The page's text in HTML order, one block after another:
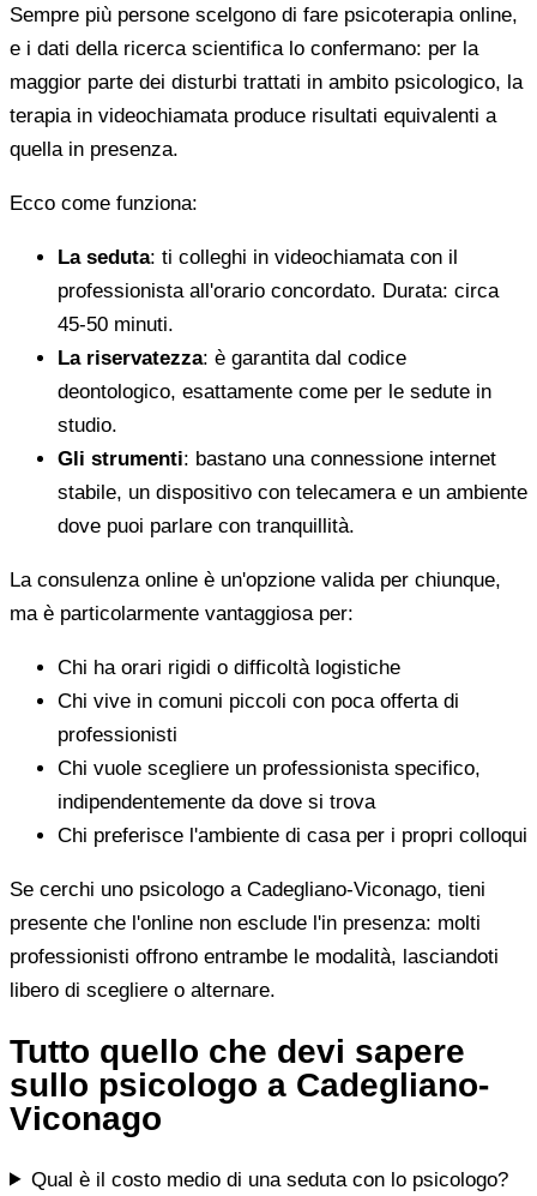
Sempre più persone scelgono di fare psicoterapia online,
e i dati della ricerca scientifica lo confermano: per la
maggior parte dei disturbi trattati in ambito psicologico, la
terapia in videochiamata produce risultati equivalenti a
quella in presenza.
Ecco come funziona:
La seduta: ti colleghi in videochiamata con il
professionista all'orario concordato. Durata: circa
45-50 minuti.
La riservatezza: è garantita dal codice
deontologico, esattamente come per le sedute in
studio.
Gli strumenti: bastano una connessione internet
stabile, un dispositivo con telecamera e un ambiente
dove puoi parlare con tranquillità.
La consulenza online è un'opzione valida per chiunque,
ma è particolarmente vantaggiosa per:
Chi ha orari rigidi o difficoltà logistiche
Chi vive in comuni piccoli con poca offerta di
professionisti
Chi vuole scegliere un professionista specifico,
indipendentemente da dove si trova
Chi preferisce l'ambiente di casa per i propri colloqui
Se cerchi uno psicologo a Cadegliano-Viconago, tieni
presente che l'online non esclude l'in presenza: molti
professionisti offrono entrambe le modalità, lasciandoti
libero di scegliere o alternare.
Tutto quello che devi sapere
sullo psicologo a Cadegliano-
Viconago
Qual è il costo medio di una seduta con lo psicologo?